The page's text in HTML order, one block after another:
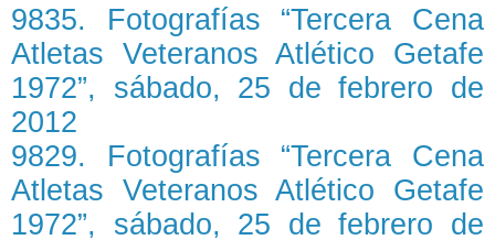
9835. Fotografías “Tercera Cena
Atletas Veteranos Atlético Getafe
1972”, sábado, 25 de febrero de
2012
9829. Fotografías “Tercera Cena
Atletas Veteranos Atlético Getafe
1972”, sábado, 25 de febrero de